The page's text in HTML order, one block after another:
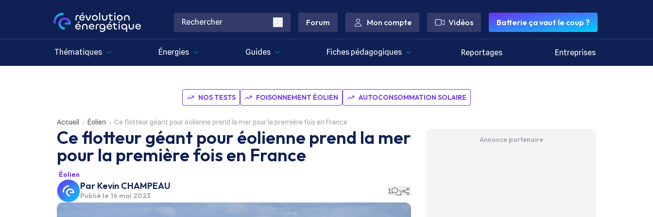
Forum Mon compte Vidéos Batterie ça vaut le coup ?
Thématiques Énergies Guides Fiches pédagogiques Reportages Entreprises
NOS TESTS FOISONNEMENT ÉOLIEN AUTOCONSOMMATION SOLAIRE
Accueil Éolien Ce flotteur géant pour éolienne prend la mer pour la première fois en France
Ce flotteur géant pour éolienne prend la mer
pour la première fois en France
Éolien
Par Kevin CHAMPEAU
Publié le 16 mai 2023
1
Annonce partenaire